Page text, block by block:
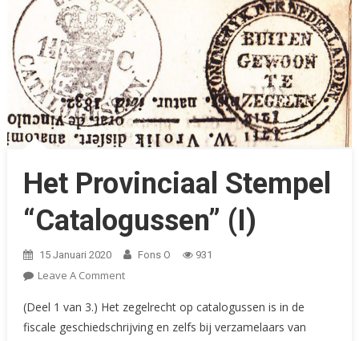
Het Provinciaal Stempel
“Catalogussen” (I)
15 Januari 2020 Fons O 931
Leave A CommentOn
Provinciaal
Stempel
(Deel 1 van 3.) Het zegelrecht op catalogussen is in de
fiscale geschiedschrijving en zelfs bij verzamelaars van